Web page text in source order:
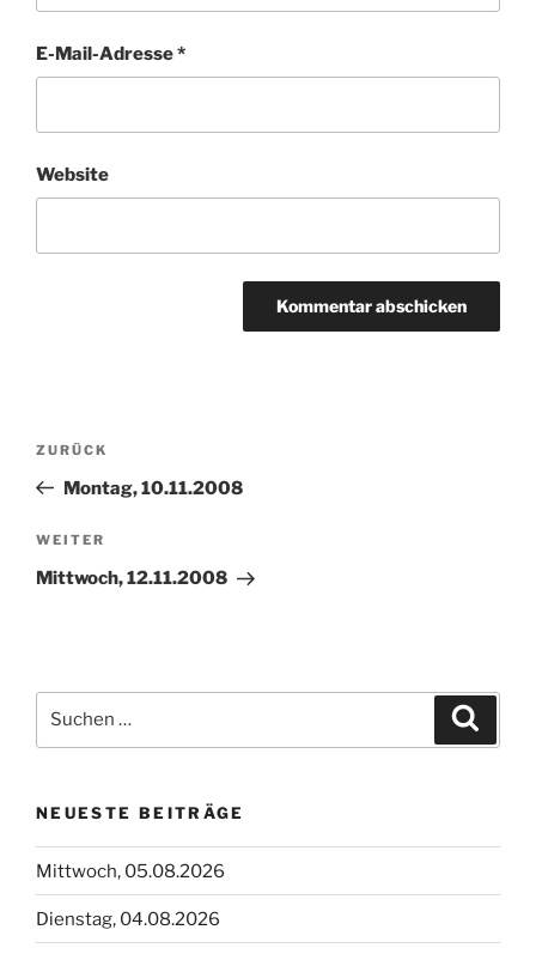
E-Mail-Adresse*
Website
Beitragsnavigation
Vorheriger
Beitrag
ZURÜCK
Montag, 10.11.2008
Nächster
Beitrag
WEITER
Mittwoch, 12.11.2008
nach:
NEUESTE BEITRÄGE
Mittwoch, 05.08.2026
Dienstag, 04.08.2026